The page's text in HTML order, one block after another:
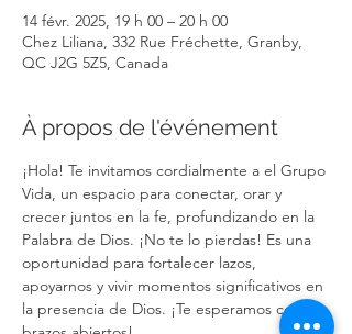
14 févr. 2025, 19 h 00 – 20 h 00
Chez Liliana, 332 Rue Fréchette, Granby,
QC J2G 5Z5, Canada
À propos de l'événement
¡Hola! Te invitamos cordialmente a el Grupo
Vida, un espacio para conectar, orar y
crecer juntos en la fe, profundizando en la
Palabra de Dios. ¡No te lo pierdas! Es una
oportunidad para fortalecer lazos,
apoyarnos y vivir momentos significativos en
la presencia de Dios. ¡Te esperamos con los